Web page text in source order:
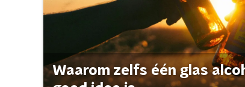
Waarom zelfs één glas